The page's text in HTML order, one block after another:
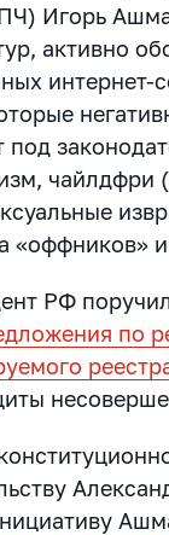
Игорь
активно
интернет-
чайлдфри
«оффников»
РФ
по